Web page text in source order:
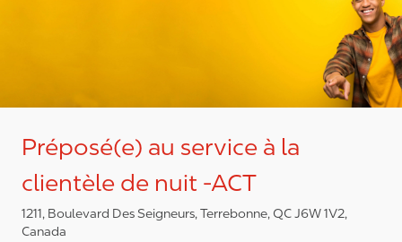
Préposé(e) au service à la
clientèle de nuit -ACT
1211, Boulevard Des Seigneurs, Terrebonne, QC J6W 1V2,
Canada